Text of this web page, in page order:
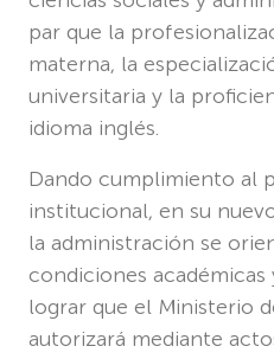
par que la
materna, la
universitaria y la
idioma inglés.
Dando cumplimiento al
institucional, en su
la administración se
condiciones académicas
lograr que el Ministerio
autorizará mediante